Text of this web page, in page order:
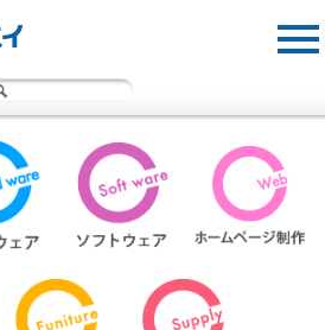
ク